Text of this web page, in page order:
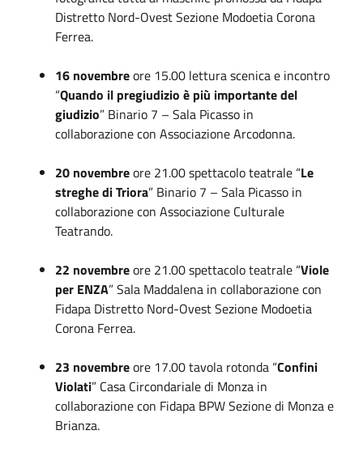
Distretto Nord-Ovest Sezione Modoetia Corona
Ferrea.
16 novembreore 15.00 lettura scenica e incontro
“Quando il pregiudizio è più importante del
giudizio” Binario 7 – Sala Picasso in
collaborazione con Associazione Arcodonna.
20 novembreore 21.00 spettacolo teatrale “Le
streghe di Triora” Binario 7 – Sala Picasso in
collaborazione con Associazione Culturale
Teatrando.
22 novembreore 21.00 spettacolo teatrale “Viole
per ENZA” Sala Maddalena in collaborazione con
Fidapa Distretto Nord-Ovest Sezione Modoetia
Corona Ferrea.
23 novembreore 17.00 tavola rotonda “Confini
Violati” Casa Circondariale di Monza in
collaborazione con Fidapa BPW Sezione di Monza e
Brianza.